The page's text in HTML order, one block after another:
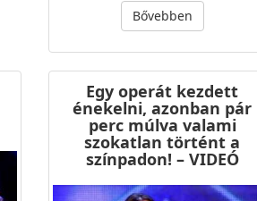
Bővebben
Egy operát kezdett
énekelni, azonban pár
perc múlva valami
szokatlan történt a
színpadon! – VIDEÓ